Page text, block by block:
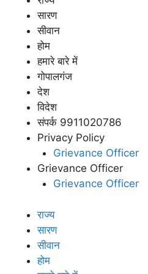
सारण
सीवान
होम
हमारे बारे में
गोपालगंज
देश
विदेश
संपर्क 9911020786
Privacy Policy
Grievance Officer
Grievance Officer
Grievance Officer
राज्य
सारण
सीवान
होम